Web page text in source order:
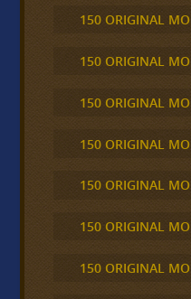
150 ORIGINAL
150 ORIGINAL
150 ORIGINAL
150 ORIGINAL
150 ORIGINAL
150 ORIGINAL
150 ORIGINAL